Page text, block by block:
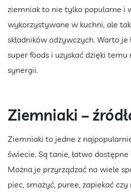
ziemniak to nie tylko popularne i
wykorzystywane w kuchni, ale
składników odżywczych. Warto
super foods i uzyskać dzięki
synergii.
Ziemniaki –
Ziemniaki to jedne z
świecie. Są tanie, łatwo
Można je przyrządzać na wiele
piec, smażyć, puree, zapiekać